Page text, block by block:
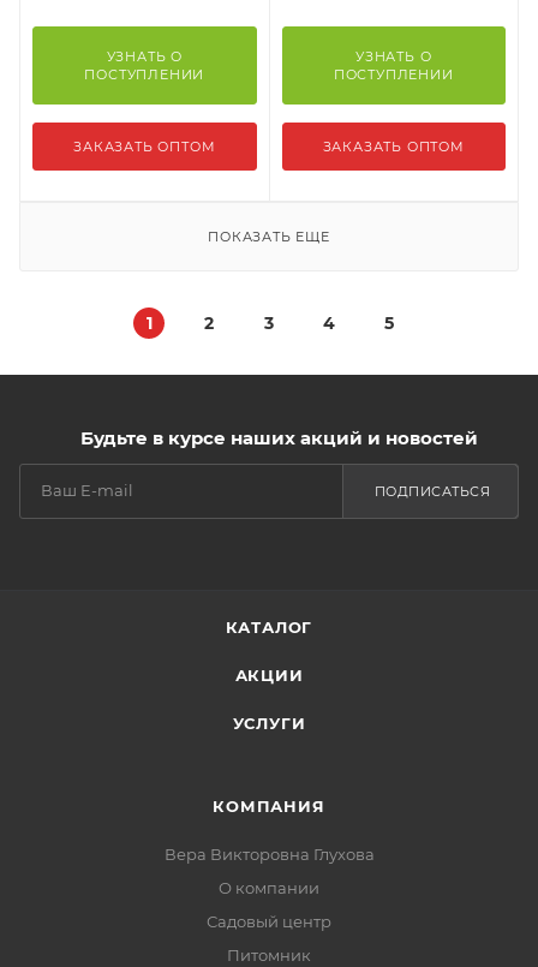
УЗНАТЬ О
ПОСТУПЛЕНИИ
ЗАКАЗАТЬ ОПТОМ
УЗНАТЬ О
ПОСТУПЛЕНИИ
ЗАКАЗАТЬ ОПТОМ
ПОКАЗАТЬ ЕЩЕ
1 2 3 4 5
Будьте в курсе наших акций и новостей
ПОДПИСАТЬСЯ
КАТАЛОГ
АКЦИИ
УСЛУГИ
КОМПАНИЯ
Вера Викторовна Глухова
О компании
Садовый центр
Питомник